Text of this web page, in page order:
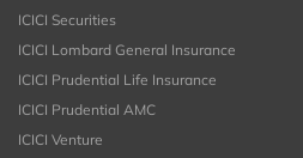
ICICI Securities
ICICI Lombard General Insurance
ICICI Prudential Life Insurance
ICICI Prudential AMC
ICICI Venture